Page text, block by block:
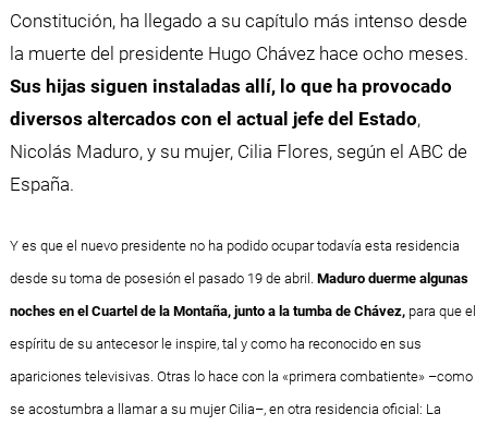
Constitución, ha llegado a su capítulo más intenso desde
la muerte del presidente Hugo Chávez hace ocho meses.
Sus hijas siguen instaladas allí, lo que ha provocado
diversos altercados con el actual jefe del Estado,
Nicolás Maduro, y su mujer, Cilia Flores, según el ABC de
España.
Y es que el nuevo presidente no ha podido ocupar todavía esta residencia
desde su toma de posesión el pasado 19 de abril. Maduro duerme algunas
noches en el Cuartel de la Montaña, junto a la tumba de Chávez,para que el
espíritu de su antecesor le inspire, tal y como ha reconocido en sus
apariciones televisivas. Otras lo hace con la «primera combatiente» –como
se acostumbra a llamar a su mujer Cilia–, en otra residencia oficial: La